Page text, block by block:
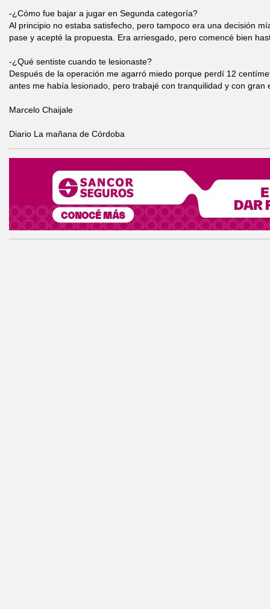
-¿Cómo fue bajar a jugar en Segunda categoría?
Al principio no estaba satisfecho, pero tampoco era una decisión
pase y acepté la propuesta. Era arriesgado, pero comencé bien
-¿Qué sentiste cuando te lesionaste?
Después de la operación me agarró miedo porque perdí 12
antes me había lesionado, pero trabajé con tranquilidad y con gran
Marcelo Chaijale
Diario La mañana de Córdoba